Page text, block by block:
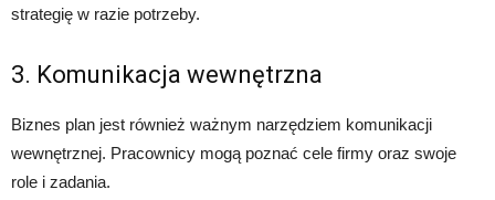
strategię w razie potrzeby.
3. Komunikacja wewnętrzna
Biznes plan jest również ważnym narzędziem komunikacji
wewnętrznej. Pracownicy mogą poznać cele firmy oraz swoje
role i zadania.